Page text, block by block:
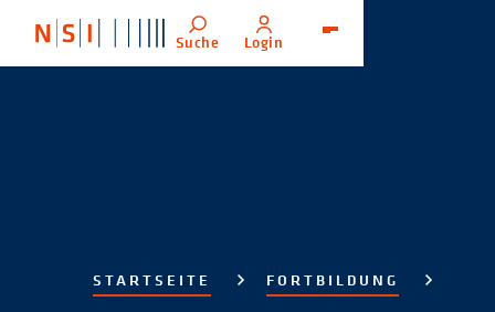
Suche Login
STARTSEITE FORTBILDUNG